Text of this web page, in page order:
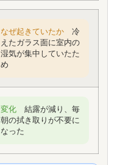
なぜ起きていたか 冷
えたガラス面に室内の
湿気が集中していたた
め
変化 結露が減り、毎
朝の拭き取りが不要に
なった